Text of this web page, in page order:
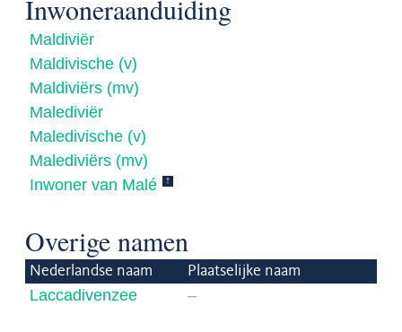
Inwoneraanduiding
Maldiviër
Maldivische (v)
Maldiviërs (mv)
Malediviër
Maledivische (v)
Malediviërs (mv)
Inwoner van Malé
↑
Overige namen
Nederlandse naam Plaatselijke naam
Laccadivenzee –